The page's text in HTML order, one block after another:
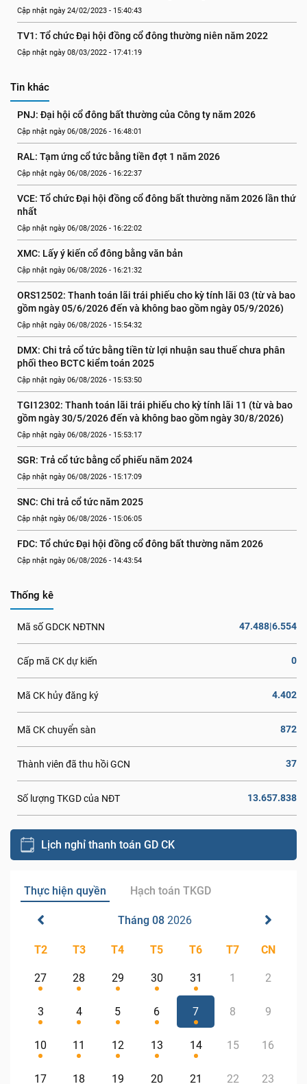
Cập nhật ngày 24/02/2023 - 15:40:43
TV1: Tổ chức Đại hội đồng cổ đông thường niên năm 2022
Cập nhật ngày 08/03/2022 - 17:41:19
Tin khác
PNJ: Đại hội cổ đông bất thường của Công ty năm 2026
Cập nhật ngày 06/08/2026 - 16:48:01
RAL: Tạm ứng cổ tức bằng tiền đợt 1 năm 2026
Cập nhật ngày 06/08/2026 - 16:22:37
VCE: Tổ chức Đại hội đồng cổ đông bất thường năm 2026 lần thứ
nhất
Cập nhật ngày 06/08/2026 - 16:22:02
XMC: Lấy ý kiến cổ đông bằng văn bản
Cập nhật ngày 06/08/2026 - 16:21:32
ORS12502: Thanh toán lãi trái phiếu cho kỳ tính lãi 03 (từ và bao
gồm ngày 05/6/2026 đến và không bao gồm ngày 05/9/2026)
Cập nhật ngày 06/08/2026 - 15:54:32
DMX: Chi trả cổ tức bằng tiền từ lợi nhuận sau thuế chưa phân
phối theo BCTC kiểm toán 2025
Cập nhật ngày 06/08/2026 - 15:53:50
TGI12302: Thanh toán lãi trái phiếu cho kỳ tính lãi 11 (từ và bao
gồm ngày 30/5/2026 đến và không bao gồm ngày 30/8/2026)
Cập nhật ngày 06/08/2026 - 15:53:17
SGR: Trả cổ tức bằng cổ phiếu năm 2024
Cập nhật ngày 06/08/2026 - 15:17:09
SNC: Chi trả cổ tức năm 2025
Cập nhật ngày 06/08/2026 - 15:06:05
FDC: Tổ chức Đại hội đồng cổ đông bất thường năm 2026
Cập nhật ngày 06/08/2026 - 14:43:54
Thống kê
Mã số GDCK NĐTNN 47.488|6.554
Cấp mã CK dự kiến 0
Mã CK hủy đăng ký 4.402
Mã CK chuyển sàn 872
Thành viên đã thu hồi GCN 37
Số lượng TKGD của NĐT 13.657.838
Lịch nghỉ thanh toán GD CK
Thực hiện quyền Hạch toán TKGD
Tháng 08 2026
T2 T3 T4 T5 T6 T7 CN
27 28 29 30 31 1 2
3 4 5 6 7 8 9
10 11 12 13 14 15 16
17 18 19 20 21 22 23